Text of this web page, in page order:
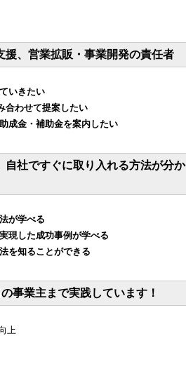
営業拡販・事業開発の責任者
いきたい
合わせて提案したい
成金・補助金を案内したい
ですぐに取り入れる方法が分か
が学べる
現した成功事例が学べる
を知ることができる
業主まで実践しています！
上